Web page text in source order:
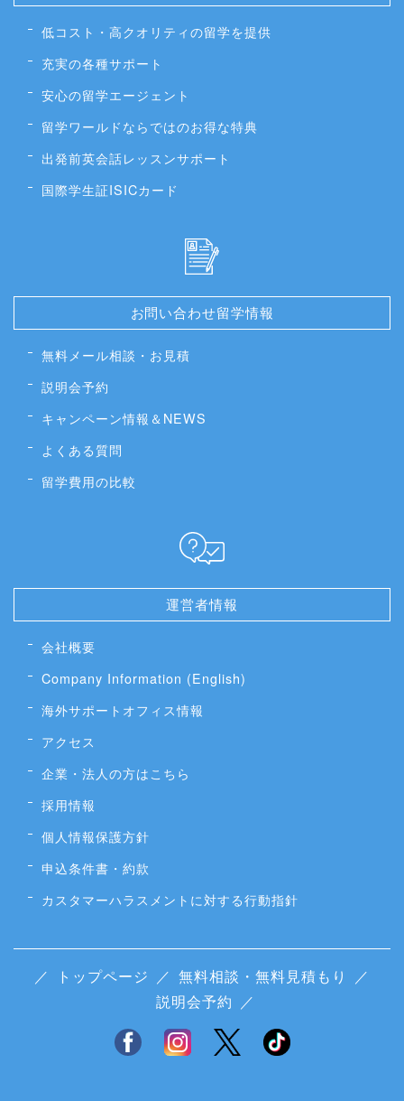
低コスト・高クオリティの留学を提供
充実の各種サポート
安心の留学エージェント
留学ワールドならではのお得な特典
出発前英会話レッスンサポート
国際学生証ISICカード
お問い合わせ留学情報
無料メール相談・お見積
説明会予約
キャンペーン情報＆NEWS
よくある質問
留学費用の比較
運営者情報
会社概要
Company Information (English)
海外サポートオフィス情報
アクセス
企業・法人の方はこちら
採用情報
個人情報保護方針
申込条件書・約款
カスタマーハラスメントに対する行動指針
／ トップページ ／ 無料相談・無料見積もり
／
説明会予約 ／